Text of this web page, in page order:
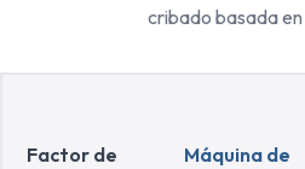
cribado basada
Factor de Máquina de